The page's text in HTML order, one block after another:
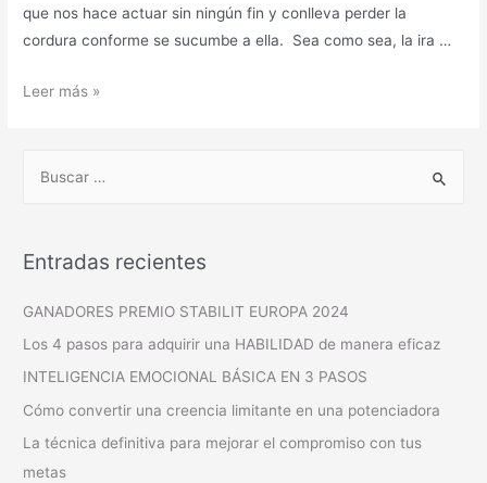
que nos hace actuar sin ningún fin y conlleva perder la
cordura conforme se sucumbe a ella. Sea como sea, la ira …
Leer más »
Entradas recientes
GANADORES PREMIO STABILIT EUROPA 2024
Los 4 pasos para adquirir una HABILIDAD de manera eficaz
INTELIGENCIA EMOCIONAL BÁSICA EN 3 PASOS
Cómo convertir una creencia limitante en una potenciadora
La técnica definitiva para mejorar el compromiso con tus
metas